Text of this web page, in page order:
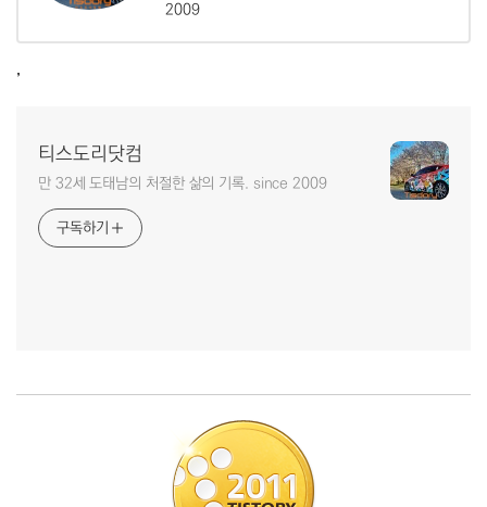
2009
,
티스도리닷컴
만 32세 도태남의 처절한 삶의 기록. since 2009
구독하기